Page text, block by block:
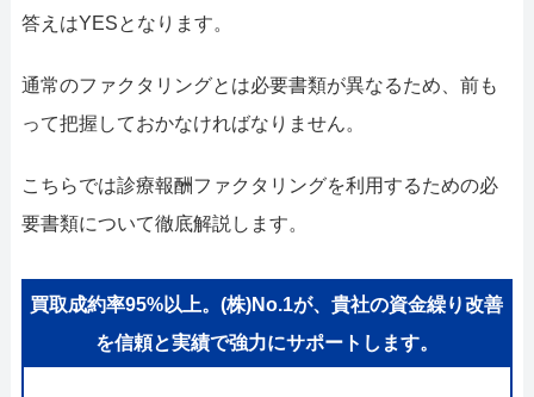
答えはYESとなります。
通常のファクタリングとは必要書類が異なるため、前も
って把握しておかなければなりません。
こちらでは診療報酬ファクタリングを利用するための必
要書類について徹底解説します。
買取成約率95%以上。(株)No.1が、貴社の資金繰り改善
を信頼と実績で強力にサポートします。